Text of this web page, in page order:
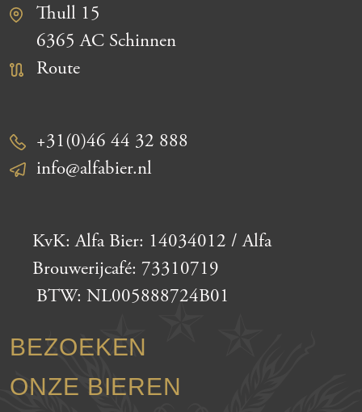
Thull 15
6365 AC Schinnen
Route
+31(0)46 44 32 888
info@alfabier.nl
KvK: Alfa Bier: 14034012 / Alfa
Brouwerijcafé: 73310719
BTW: NL005888724B01
BEZOEKEN
ONZE BIEREN